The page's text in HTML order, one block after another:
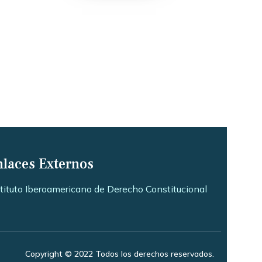
Externos
Iberoamericano de Derecho Constitucional
Copyright © 2022 Todos los derechos reservados.